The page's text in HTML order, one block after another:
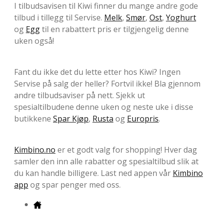
I tilbudsavisen til Kiwi finner du mange andre gode
tilbud i tillegg til Servise. Melk, Smør, Ost, Yoghurt
og Eggtil en rabattert pris er tilgjengelig denne
uken også!
Fant du ikke det du lette etter hos Kiwi? Ingen
Servise på salg der heller? Fortvil ikke! Bla gjennom
andre tilbudsaviser på nett. Sjekk ut
spesialtilbudene denne uken og neste uke i disse
butikkene Spar Kjøp, Rusta og Europris.
Kimbino.no er et godt valg for shopping! Hver dag
samler den inn alle rabatter og spesialtilbud slik at
du kan handle billigere. Last ned appen vår Kimbino
app og spar penger med oss.